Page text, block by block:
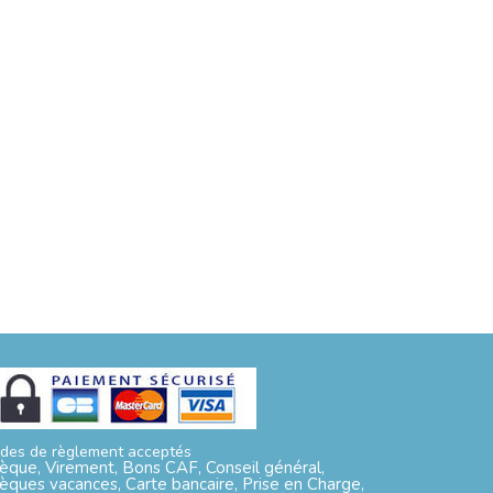
de règlement acceptés
Virement, Bons CAF, Conseil général,
vacances, Carte bancaire, Prise en Charge,